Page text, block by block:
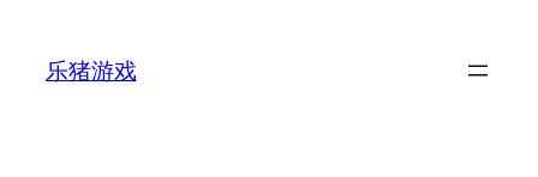
乐猪游戏